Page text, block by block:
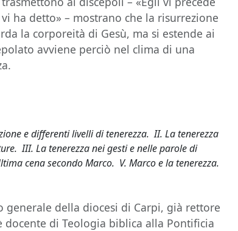
ha detto» – mostrano che la risurrezione
la corporeità di Gesù, ma si estende ai
avviene perciò nel clima di una
e differenti livelli di tenerezza. II. La tenerezza
III. La tenerezza nei gesti e nelle parole di
cena secondo Marco. V. Marco e la tenerezza.
generale della diocesi di Carpi, già rettore
docente di Teologia biblica alla Pontificia